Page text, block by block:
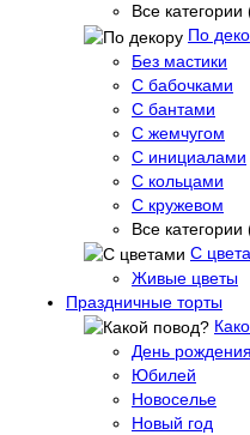
Все категории
По
Без мастики
С бабочками
С бантами
С жемчугом
С инициалами
С кольцами
С кружевом
Все категории
С
Живые цветы
Праздничные торты
День рождения
Юбилей
Новоселье
Новый год